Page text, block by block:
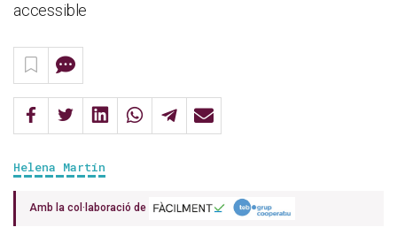
accessible
Helena Martín
Amb la col·laboració de